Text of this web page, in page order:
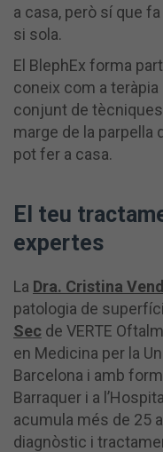
a casa, però sí que
si sola.
El BlephEx forma
coneix com a
conjunt de
marge de la parpella
pot fer a casa.
El teu
expertes
La Dra. Cristina
patologia de
Sec de VERTE
en Medicina per la
Barcelona i amb
Barraquer i a
acumula més de 25
diagnòstic i